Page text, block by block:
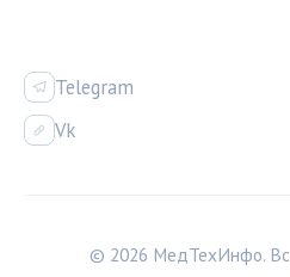
Telegram
Vk
© 2026 МедТехИнфо.